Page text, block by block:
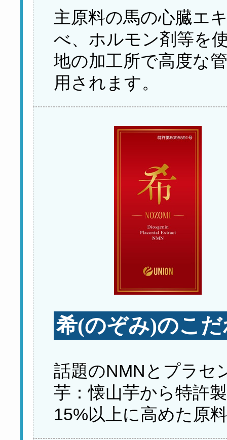
主原料の馬の心臓エ
べ、ホルモン剤等を
地の加工所で高度な
用されます。
希(のぞみ)のこ
話題のNMNとプラセ
芋：懐山芋から特許
15%以上に高めた原